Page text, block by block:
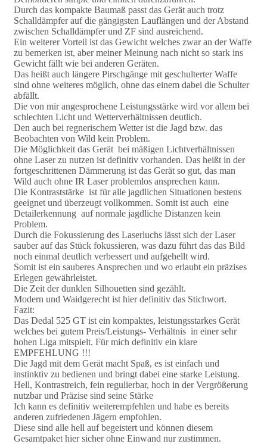
Durch das kompakte Baumaß passt das Gerät auch trotz
Schalldämpfer auf die gängigsten Lauflängen und der Abstand
zwischen Schalldämpfer und ZF sind ausreichend.
Ein weiterer Vorteil ist das Gewicht welches zwar an der Waffe
zu bemerken ist, aber meiner Meinung nach nicht so stark ins
Gewicht fällt wie bei anderen Geräten.
Das heißt auch längere Pirschgänge mit geschulterter Waffe
sind ohne weiteres möglich, ohne das einem dabei die Schulter
abfällt.
Die von mir angesprochene Leistungsstärke wird vor allem bei
schlechten Licht und Wetterverhältnissen deutlich.
Den auch bei regnerischem Wetter ist die Jagd bzw. das
Beobachten von Wild kein Problem.
Die Möglichkeit das Gerät bei mäßigen Lichtverhältnissen
ohne Laser zu nutzen ist definitiv vorhanden. Das heißt in der
fortgeschrittenen Dämmerung ist das Gerät so gut, das man
Wild auch ohne IR Laser problemlos ansprechen kann.
Die Kontraststärke ist für alle jagdlichen Situationen bestens
geeignet und überzeugt vollkommen. Somit ist auch eine
Detailerkennung auf normale jagdliche Distanzen kein
Problem.
Durch die Fokussierung des Laserluchs lässt sich der Laser
sauber auf das Stück fokussieren, was dazu führt das das Bild
noch einmal deutlich verbessert und aufgehellt wird.
Somit ist ein sauberes Ansprechen und wo erlaubt ein präzises
Erlegen gewährleistet.
Die Zeit der dunklen Silhouetten sind gezählt.
Modern und Waidgerecht ist hier definitiv das Stichwort.
Fazit:
Das Dedal 525 GT ist ein kompaktes, leistungsstarkes Gerät
welches bei gutem Preis/Leistungs- Verhältnis in einer sehr
hohen Liga mitspielt. Für mich definitiv ein klare
EMPFEHLUNG !!!
Die Jagd mit dem Gerät macht Spaß, es ist einfach und
instinktiv zu bedienen und bringt dabei eine starke Leistung.
Hell, Kontrastreich, fein regulierbar, hoch in der Vergrößerung
nutzbar und Präzise sind seine Stärke
Ich kann es definitiv weiterempfehlen und habe es bereits
anderen zufriedenen Jägern empfohlen.
Diese sind alle hell auf begeistert und können diesem
Gesamtpaket hier sicher ohne Einwand nur zustimmen.